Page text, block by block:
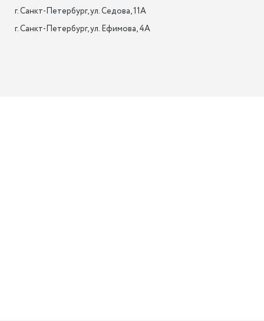
г. Санкт-Петербург, ул. Седова, 11А
г. Санкт-Петербург, ул. Ефимова, 4А